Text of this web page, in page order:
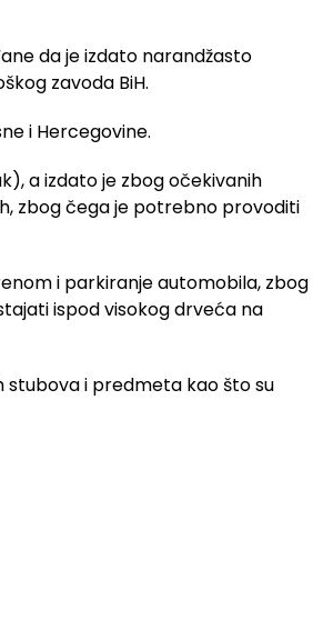
da je izdato narandžasto
zavoda BiH.
i Hercegovine.
a izdato je zbog očekivanih
zbog čega je potrebno provoditi
i parkiranje automobila, zbog
ispod visokog drveća na
i predmeta kao što su